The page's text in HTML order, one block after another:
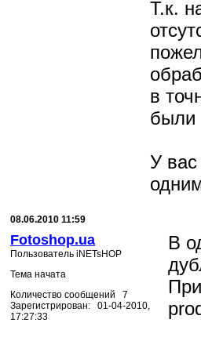
Т.к.
в
были
У вас
08.06.2010 11:59
Fotoshop.ua
Пользователь iNETsHOP
Тема начата
Количество сообщений 7
Зарегистрирован: 01-04-2010,
17:27:33
В